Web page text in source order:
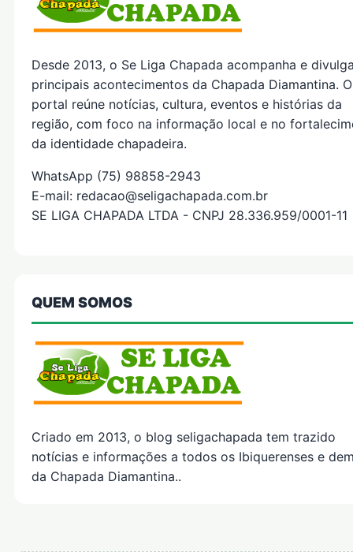
Desde 2013, o Se Liga Chapada acompanha e
principais acontecimentos da Chapada Diamantina. O
portal reúne notícias, cultura, eventos e histórias da
região, com foco na informação local e no
da identidade chapadeira.
WhatsApp (75) 98858-2943
E-mail: redacao@seligachapada.com.br
SE LIGA CHAPADA LTDA - CNPJ 28.336.959/0001-11
QUEM SOMOS
Criado em 2013, o blog seligachapada tem trazido
notícias e informações a todos os Ibiquerenses e
da Chapada Diamantina..